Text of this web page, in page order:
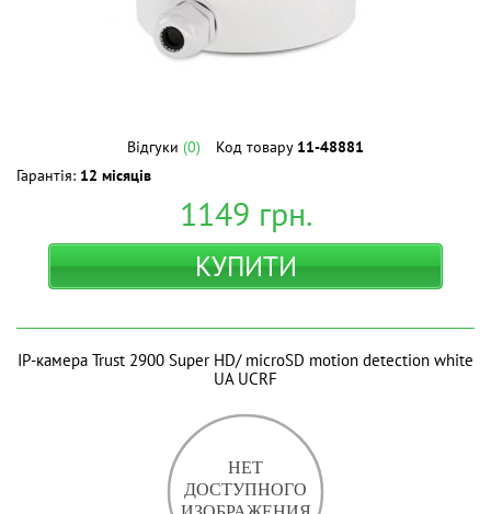
Відгуки (0) Код товару 11-48881
Гарантія: 12 місяців
1149 грн.
КУПИТИ
IP-камера Trust 2900 Super HD/ microSD motion detection white
UA UCRF